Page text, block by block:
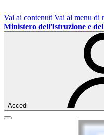
Vai ai contenuti Vai al menu di
Ministero dell'Istruzione e
Accedi